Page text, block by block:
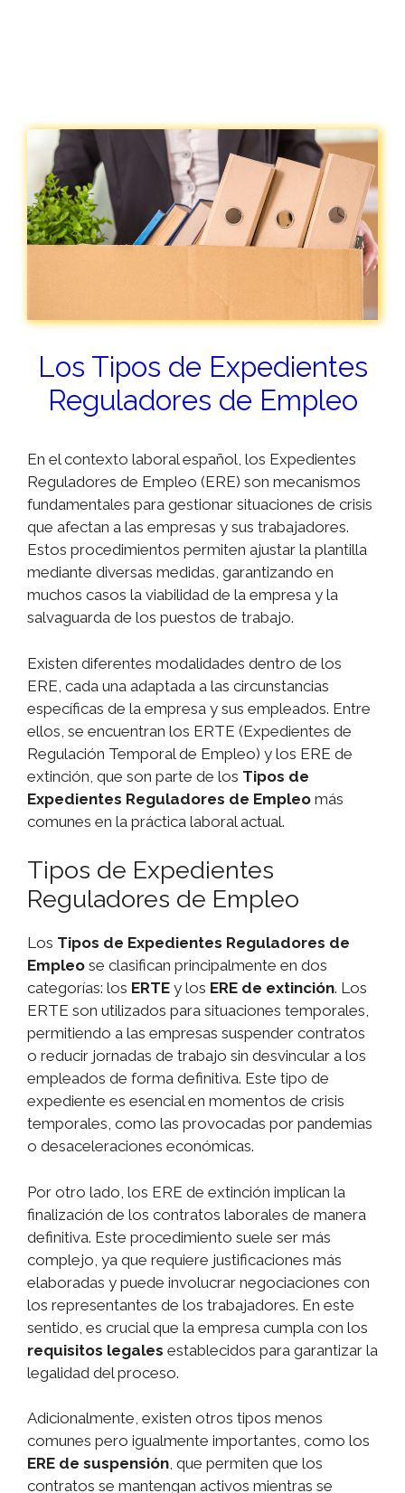
Los Tipos de Expedientes
Reguladores de Empleo
En el contexto laboral español, los Expedientes
Reguladores de Empleo (ERE) son mecanismos
fundamentales para gestionar situaciones de crisis
que afectan a las empresas y sus trabajadores.
Estos procedimientos permiten ajustar la plantilla
mediante diversas medidas, garantizando en
muchos casos la viabilidad de la empresa y la
salvaguarda de los puestos de trabajo.
Existen diferentes modalidades dentro de los
ERE, cada una adaptada a las circunstancias
específicas de la empresa y sus empleados. Entre
ellos, se encuentran los ERTE (Expedientes de
Regulación Temporal de Empleo) y los ERE de
extinción, que son parte de los Tipos de
Expedientes Reguladores de Empleo más
comunes en la práctica laboral actual.
Tipos de Expedientes
Reguladores de Empleo
Los Tipos de Expedientes Reguladores de
Empleo se clasifican principalmente en dos
categorías: los ERTE y los ERE de extinción. Los
ERTE son utilizados para situaciones temporales,
permitiendo a las empresas suspender contratos
o reducir jornadas de trabajo sin desvincular a los
empleados de forma definitiva. Este tipo de
expediente es esencial en momentos de crisis
temporales, como las provocadas por pandemias
o desaceleraciones económicas.
Por otro lado, los ERE de extinción implican la
finalización de los contratos laborales de manera
definitiva. Este procedimiento suele ser más
complejo, ya que requiere justificaciones más
elaboradas y puede involucrar negociaciones con
los representantes de los trabajadores. En este
sentido, es crucial que la empresa cumpla con los
requisitos legales establecidos para garantizar la
legalidad del proceso.
Adicionalmente, existen otros tipos menos
comunes pero igualmente importantes, como los
ERE de suspensión, que permiten que los
contratos se mantengan activos mientras se